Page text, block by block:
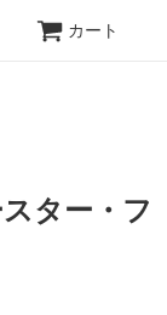
カート
ター・フ